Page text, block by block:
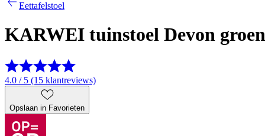
Eettafelstoel
KARWEI tuinstoel Devon
4.0 / 5 (15 klantreviews)
Opslaan in Favorieten